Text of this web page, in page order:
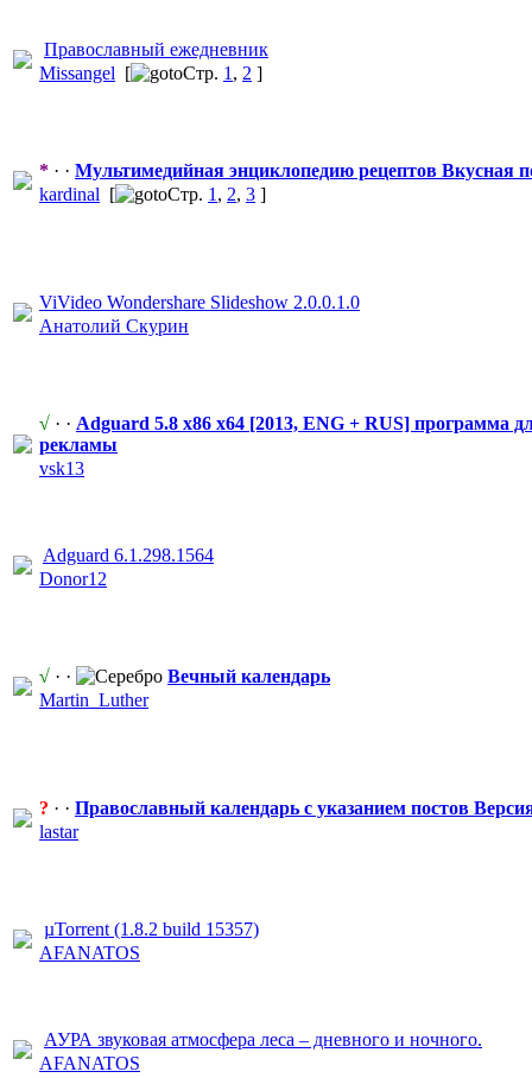
Православный ​ ежедневник
Missangel [ Стр. 1 , 2 ]
* · · Мультимедийн​ая энциклопедию рецептов Вкусная
kardinal [ Стр. 1 , 2, 3 ]
ViVideo Wondershare Slideshow 2.0.0.1.0
Анатолий Скурин
√ · · Adguard 5.8 x86 x64 [2013, ENG + RUS] программа
рекламы
vsk13
Adguard 6.1.298.1564
Donor12
√ · ·
Вечный календарь
Martin_Luthe​r
? · · Православный календарь с указанием постов
lastar
µTorrent (1.8.2 build 15357)
AFANATOS
АУРА звуковая атмосфера леса – дневного и ночного.
AFANATOS